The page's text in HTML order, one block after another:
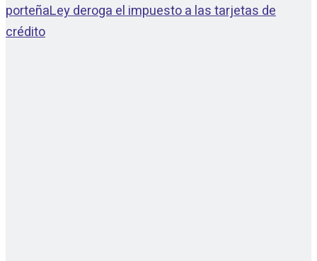
porteñaLey deroga el impuesto a las tarjetas de
crédito